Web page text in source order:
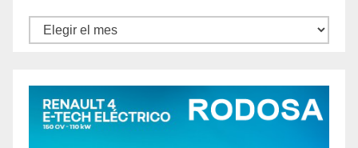
Archivos